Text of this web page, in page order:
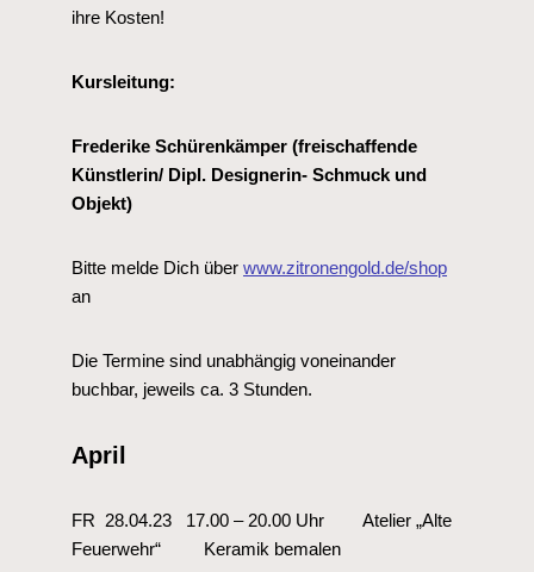
ihre Kosten!
Kursleitung:
Frederike Schürenkämper (freischaffende
Künstlerin/ Dipl. Designerin- Schmuck und
Objekt)
Bitte melde Dich über www.zitronengold.de/shop
an
Die Termine sind unabhängig voneinander
buchbar, jeweils ca. 3 Stunden.
April
FR 28.04.23 17.00 – 20.00 Uhr Atelier „Alte
Feuerwehr“ Keramik bemalen